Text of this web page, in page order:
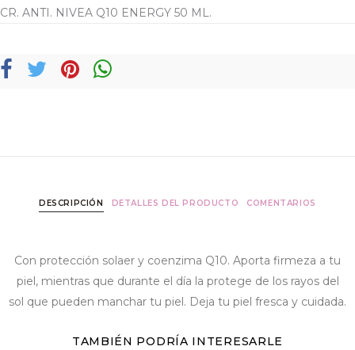
CR. ANTI. NIVEA Q10 ENERGY 50 ML.
DESCRIPCIÓN DETALLES DEL PRODUCTO COMENTARIOS
Con protección solaer y coenzima Q10. Aporta firmeza a tu
piel, mientras que durante el día la protege de los rayos del
sol que pueden manchar tu piel. Deja tu piel fresca y cuidada.
TAMBIÉN PODRÍA INTERESARLE